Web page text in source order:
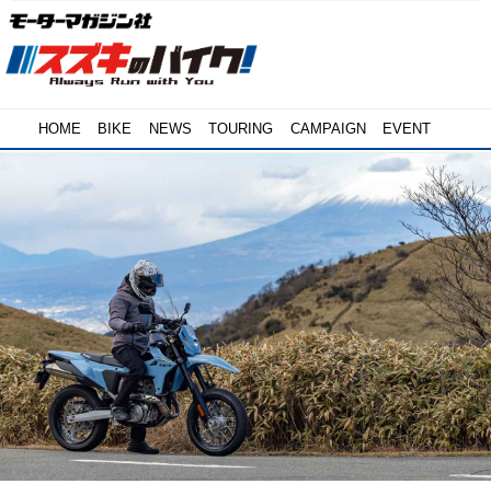
HOME BIKE NEWS TOURING CAMPAIGN EVENT